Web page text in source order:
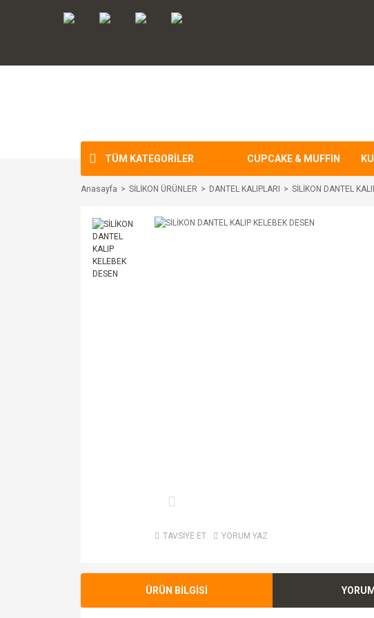
TÜM KATEGORİLER CUPCAKE & MUFFIN
Anasayfa SİLİKON ÜRÜNLER DANTEL KALIPLARI SİLİKON DANTEL
TAVSİYE ET YORUM YAZ
ÜRÜN BİLGİSİ